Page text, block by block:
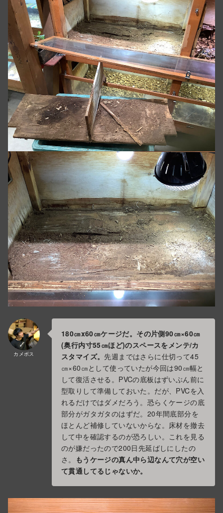
カメボス
180㎝x60㎝ケージだ。その片側90㎝×60㎝
(奥行内寸55㎝ほど)のスペースをメンテ/カ
スタマイズ。 先週まではさらに仕切って45
㎝×60㎝として使っていたが今回は90㎝幅と
して復活させる。PVCの底板はずいぶん前に
型取りして準備しておいた。だが、PVCを入
れるだけではダメだろう。恐らくケージの底
部分がガタガタのはずだ。20年間底部分を
ほとんど補修していないからな。床材を撤去
して中を確認するのが恐ろしい。これを見る
のが嫌だったので200日先延ばしにしたの
さ。
もうケージの真ん中ら辺なんて穴が空い
て貫通してるじゃないか。